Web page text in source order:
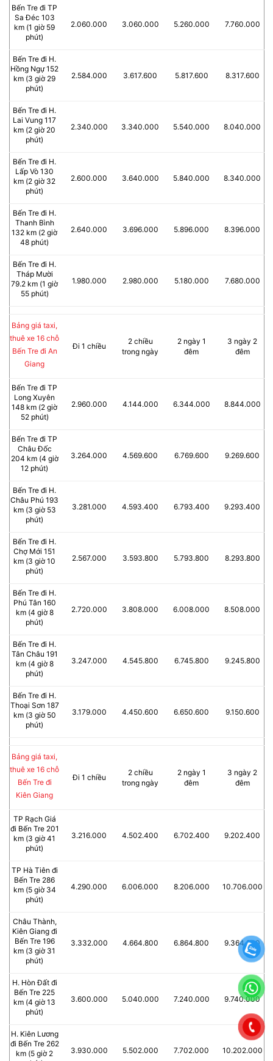
Bến Tre đi TP
Sa Đéc 103
km (1 giờ 59
phút)
2.060.000 3.060.000 5.260.000 7.760.000
Bến Tre đi H.
Hồng Ngự 152
km (3 giờ 29
phút)
2.584.000 3.617.600 5.817.600 8.317.600
Bến Tre đi H.
Lai Vung 117
km (2 giờ 20
phút)
2.340.000 3.340.000 5.540.000 8.040.000
Bến Tre đi H.
Lấp Vò 130
km (2 giờ 32
phút)
2.600.000 3.640.000 5.840.000 8.340.000
Bến Tre đi H.
Thanh Bình
132 km (2 giờ
48 phút)
2.640.000 3.696.000 5.896.000 8.396.000
Bến Tre đi H.
Tháp Mười
79.2 km (1 giờ
55 phút)
1.980.000 2.980.000 5.180.000 7.680.000
Bảng giá taxi,
thuê xe 16 chỗ
Bến Tre đi An
Giang
Đi 1 chiều
2 chiều
trong ngày
2 ngày 1
đêm
3 ngày 2
đêm
Bến Tre đi TP
Long Xuyên
148 km (2 giờ
52 phút)
2.960.000 4.144.000 6.344.000 8.844.000
Bến Tre đi TP
Châu Đốc
204 km (4 giờ
12 phút)
3.264.000 4.569.600 6.769.600 9.269.600
Bến Tre đi H.
Châu Phú 193
km (3 giờ 53
phút)
3.281.000 4.593.400 6.793.400 9.293.400
Bến Tre đi H.
Chợ Mới 151
km (3 giờ 10
phút)
2.567.000 3.593.800 5.793.800 8.293.800
Bến Tre đi H.
Phú Tân 160
km (4 giờ 8
phút)
2.720.000 3.808.000 6.008.000 8.508.000
Bến Tre đi H.
Tân Châu 191
km (4 giờ 8
phút)
3.247.000 4.545.800 6.745.800 9.245.800
Bến Tre đi H.
Thoại Sơn 187
km (3 giờ 50
phút)
3.179.000 4.450.600 6.650.600 9.150.600
Bảng giá taxi,
thuê xe 16 chỗ
Bến Tre đi
Kiên Giang
Đi 1 chiều
2 chiều
trong ngày
2 ngày 1
đêm
3 ngày 2
đêm
TP Rạch Giá
đi Bến Tre 201
km (3 giờ 41
phút)
3.216.000 4.502.400 6.702.400 9.202.400
TP Hà Tiên đi
Bến Tre 286
km (5 giờ 34
phút)
4.290.000 6.006.000 8.206.000 10.706.000
Châu Thành,
Kiên Giang đi
Bến Tre 196
km (3 giờ 31
phút)
3.332.000 4.664.800 6.864.800 9.364.800
H. Hòn Đất đi
Bến Tre 225
km (4 giờ 13
phút)
3.600.000 5.040.000 7.240.000 9.740.000
H. Kiên Lương
đi Bến Tre 262
km (5 giờ 2
3.930.000 5.502.000 7.702.000 10.202.000